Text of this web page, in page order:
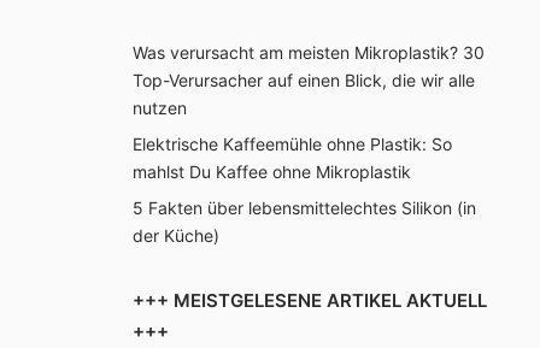
Was verursacht am meisten Mikroplastik? 30
Top-Verursacher auf einen Blick, die wir alle
nutzen
Elektrische Kaffeemühle ohne Plastik: So
mahlst Du Kaffee ohne Mikroplastik
5 Fakten über lebensmittelechtes Silikon (in
der Küche)
+++ MEISTGELESENE ARTIKEL AKTUELL
+++